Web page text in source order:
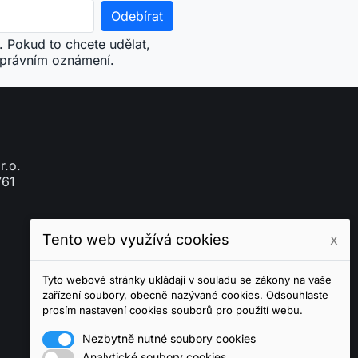
to chcete udělat,
oznámení.
Tento web využívá cookies x
Tyto webové stránky ukládají v souladu se zákony na vaše
zařízení soubory, obecně nazývané cookies. Odsouhlaste
prosím nastavení cookies souborů pro použití webu.
Nezbytně nutné soubory cookies